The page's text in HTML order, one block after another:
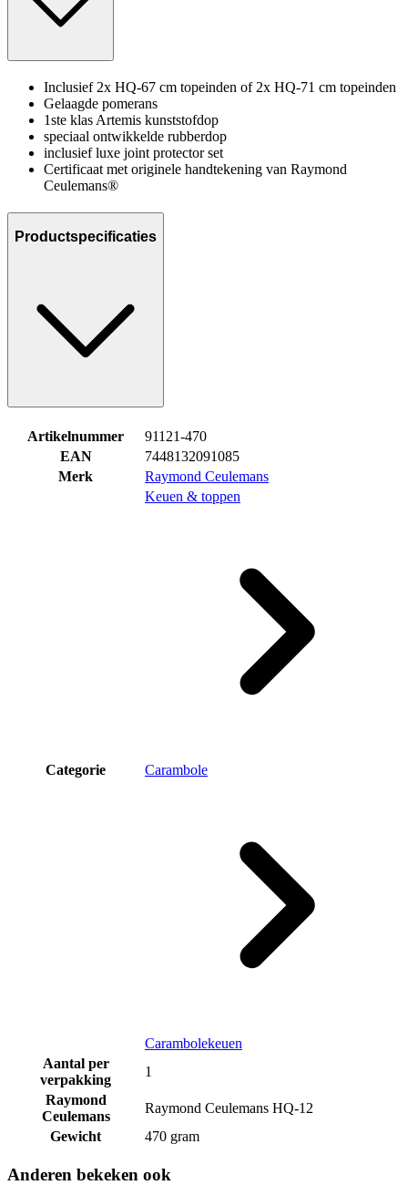
Inclusief 2x HQ-67 cm topeinden of 2x HQ-71 cm topeinden
Gelaagde pomerans
1ste klas Artemis kunststofdop
speciaal ontwikkelde rubberdop
inclusief luxe joint protector set
Certificaat met originele handtekening van Raymond
Ceulemans®
Productspecificaties
Artikelnummer
91121-470
EAN
7448132091085
Merk
Raymond Ceulemans
Categorie
Keuen & toppen
Carambole
Carambolekeuen
Aantal per
verpakking
1
Raymond
Ceulemans
Raymond Ceulemans HQ-12
Gewicht
470 gram
Anderen bekeken ook